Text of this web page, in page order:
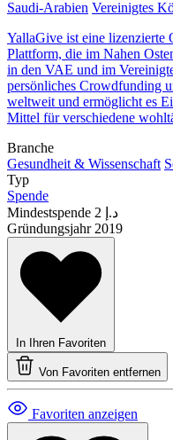
Saudi-Arabien Vereinigtes
YallaGive ist eine
Plattform, die im Nahen
in den VAE und im
persönliches Crowdfunding
weltweit und ermöglicht es
Mittel für verschiedene
Branche
Gesundheit & Wissenschaft
Typ
Spende
Mindestspende
د.إ 2
Gründungsjahr 2019
In Ihren Favoriten
Von Favoriten entfernen
Favoriten anzeigen